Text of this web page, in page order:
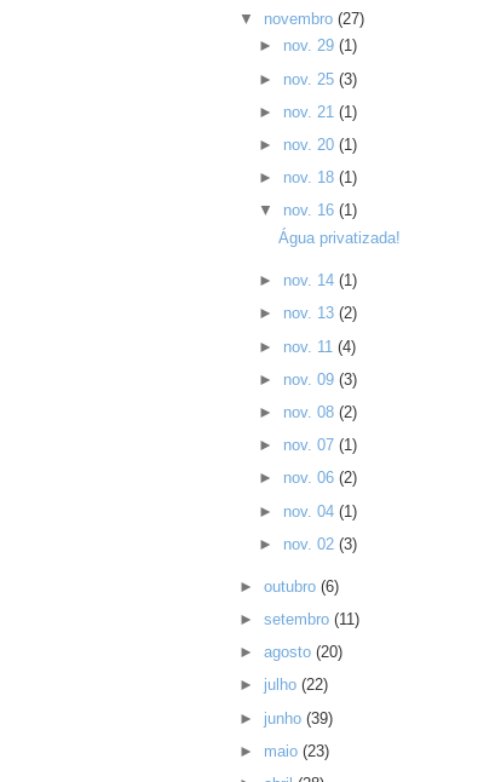
▼ novembro(27)
► nov. 29 (1)
► nov. 25 (3)
► nov. 21 (1)
► nov. 20 (1)
► nov. 18 (1)
▼ nov. 16 (1)
Água privatizada!
► nov. 14 (1)
► nov. 13 (2)
► nov. 11 (4)
► nov. 09 (3)
► nov. 08 (2)
► nov. 07 (1)
► nov. 06 (2)
► nov. 04 (1)
► nov. 02 (3)
►outubro(6)
►setembro(11)
►agosto(20)
► julho(22)
► junho(39)
► maio(23)